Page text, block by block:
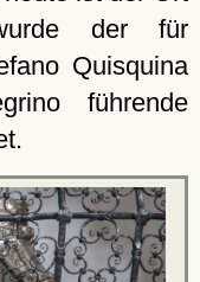
der für
Quisquina
führende